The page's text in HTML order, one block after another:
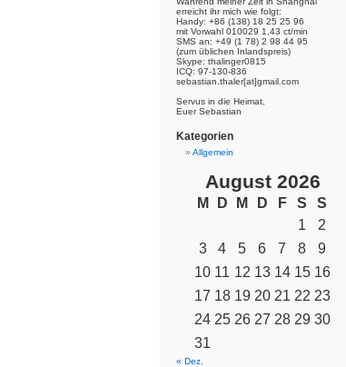
erreicht ihr mich wie folgt:
Handy: +86 (138) 18 25 25 96
mit Vorwahl 010029 1,43 ct/min
SMS an: +49 (1 78) 2 98 44 95
(zum üblichen Inlandspreis)
Skype: thalinger0815
ICQ: 97-130-836
sebastian.thaler[at]gmail.com
Servus in die Heimat,
Euer Sebastian
Kategorien
Allgemein
August 2026
M D M D F S
S
1
2
3
4 5 6 7 8
9
10 11 12 13 14 15 16
17 18 19 20 21 22 23
24 25 26 27 28 29 30
31
« Dez.